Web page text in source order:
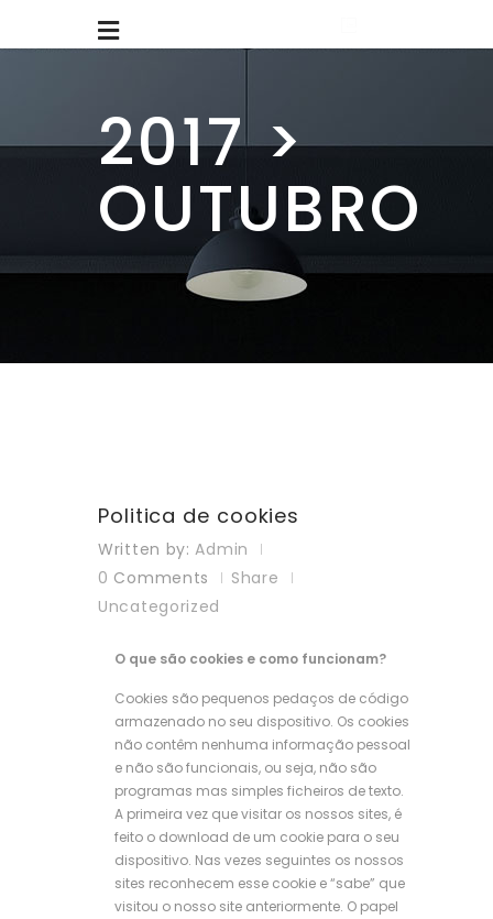
2017 >
OUTUBRO
Politica de cookies
Written by:Admin
0 Comments
Share
Uncategorized
O que são cookies e como funcionam?
Cookies são pequenos pedaços de código
armazenado no seu dispositivo. Os cookies
não contêm nenhuma informação pessoal
e não são funcionais, ou seja, não são
programas mas simples ficheiros de texto.
A primeira vez que visitar os nossos sites, é
feito o download de um cookie para o seu
dispositivo. Nas vezes seguintes os nossos
sites reconhecem esse cookie e “sabe” que
visitou o nosso site anteriormente. O papel